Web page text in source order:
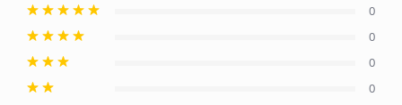
0
0
0
0